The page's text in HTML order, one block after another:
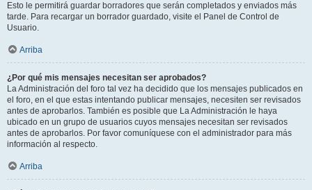
Esto le permitirá guardar borradores que serán completados y enviados más
tarde. Para recargar un borrador guardado, visite el Panel de Control de
Usuario.
Arriba
¿Por qué mis mensajes necesitan ser aprobados?
La Administración del foro tal vez ha decidido que los mensajes publicados en
el foro, en el que estas intentando publicar mensajes, necesiten ser revisados
antes de aprobarlos. También es posible que La Administración le haya
ubicado en un grupo de usuarios cuyos mensajes necesitan ser revisados
antes de aprobarlos. Por favor comuníquese con el administrador para más
información al respecto.
Arriba